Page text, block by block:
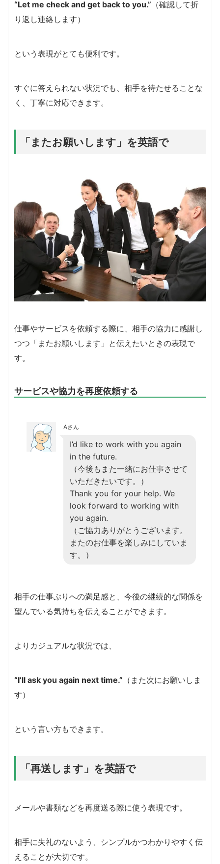
“Let me check and get back to you.” （確認して折
り返し連絡します）
という表現がとても便利です。
すぐに答えられない状況でも、相手を待たせることな
く、丁寧に対応できます。
「またお願いします」を英語で
仕事やサービスを依頼する際に、相手の協力に感謝し
つつ「またお願いします」と伝えたいときの表現で
す。
サービスや協力を再度依頼する
Aさん
I’d like to work with you again
in the future.
（今後もまた一緒にお仕事させて
いただきたいです。）
Thank you for your help. We
look forward to working with
you again.
（ご協力ありがとうございます。
またのお仕事を楽しみにしていま
す。）
相手の仕事ぶりへの満足感と、今後の継続的な関係を
望んでいる気持ちを伝えることができます。
よりカジュアルな状況では、
“I’ll ask you again next time.” （また次にお願いしま
す）
という言い方もできます。
「再送します」を英語で
メールや書類などを再度送る際に使う表現です。
相手に失礼のないよう、シンプルかつわかりやすく伝
えることが大切です。